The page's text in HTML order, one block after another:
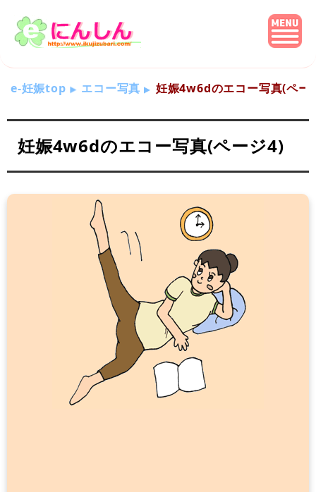
e-妊娠top エコー写真 妊娠4w6dのエコー写真(ペー
妊娠4w6dのエコー写真(ページ4)